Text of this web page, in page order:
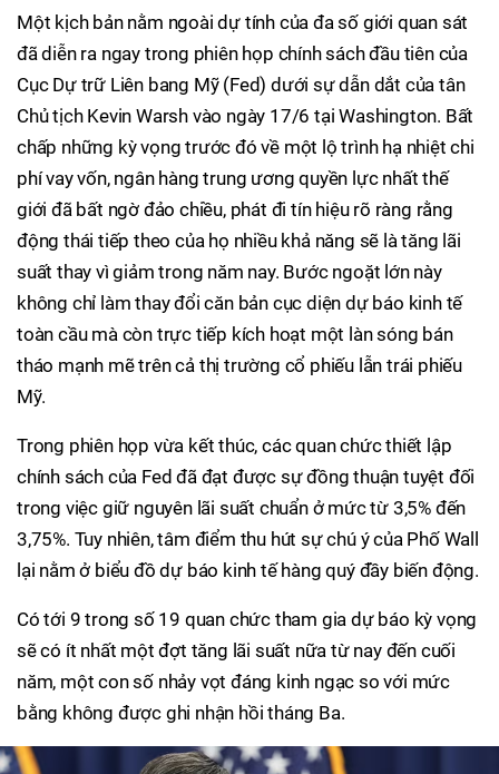
Một kịch bản nằm ngoài dự tính của đa số giới quan sát
đã diễn ra ngay trong phiên họp chính sách đầu tiên của
Cục Dự trữ Liên bang Mỹ (Fed) dưới sự dẫn dắt của tân
Chủ tịch Kevin Warsh vào ngày 17/6 tại Washington. Bất
chấp những kỳ vọng trước đó về một lộ trình hạ nhiệt chi
phí vay vốn, ngân hàng trung ương quyền lực nhất thế
giới đã bất ngờ đảo chiều, phát đi tín hiệu rõ ràng rằng
động thái tiếp theo của họ nhiều khả năng sẽ là tăng lãi
suất thay vì giảm trong năm nay. Bước ngoặt lớn này
không chỉ làm thay đổi căn bản cục diện dự báo kinh tế
toàn cầu mà còn trực tiếp kích hoạt một làn sóng bán
tháo mạnh mẽ trên cả thị trường cổ phiếu lẫn trái phiếu
Mỹ.
Trong phiên họp vừa kết thúc, các quan chức thiết lập
chính sách của Fed đã đạt được sự đồng thuận tuyệt đối
trong việc giữ nguyên lãi suất chuẩn ở mức từ 3,5% đến
3,75%. Tuy nhiên, tâm điểm thu hút sự chú ý của Phố Wall
lại nằm ở biểu đồ dự báo kinh tế hàng quý đầy biến động.
Có tới 9 trong số 19 quan chức tham gia dự báo kỳ vọng
sẽ có ít nhất một đợt tăng lãi suất nữa từ nay đến cuối
năm, một con số nhảy vọt đáng kinh ngạc so với mức
bằng không được ghi nhận hồi tháng Ba.